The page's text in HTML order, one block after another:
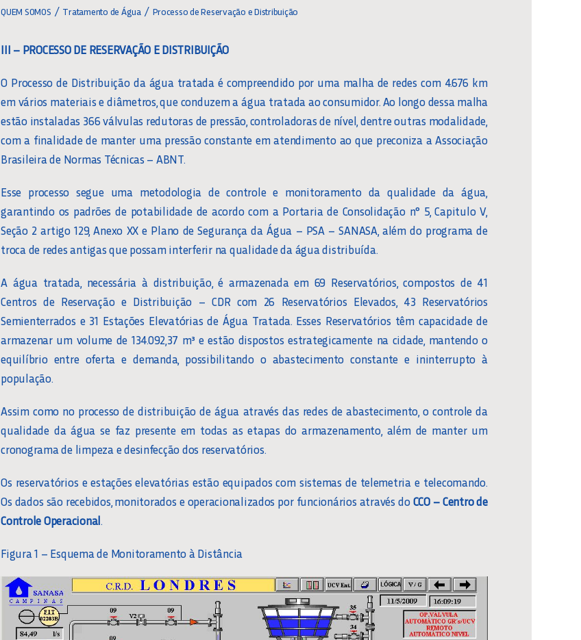
QUEM SOMOS Tratamento de Água Processo de Reservação e Distribuição
III – PROCESSO DE RESERVAÇÃO E DISTRIBUIÇÃO
O Processo de Distribuição da água tratada é compreendido por uma malha de redes com 4.676 km
em vários materiais e diâmetros, que conduzem a água tratada ao consumidor. Ao longo dessa malha
estão instaladas 366 válvulas redutoras de pressão, controladoras de nível, dentre outras modalidade,
com a finalidade de manter uma pressão constante em atendimento ao que preconiza a Associação
Brasileira de Normas Técnicas – ABNT.
Esse processo segue uma metodologia de controle e monitoramento da qualidade da água,
garantindo os padrões de potabilidade de acordo com a Portaria de Consolidação n° 5, Capitulo V,
Seção 2 artigo 129, Anexo XX e Plano de Segurança da Água – PSA – SANASA, além do programa de
troca de redes antigas que possam interferir na qualidade da água distribuída.
A água tratada, necessária à distribuição, é armazenada em 69 Reservatórios, compostos de 41
Centros de Reservação e Distribuição – CDR com 26 Reservatórios Elevados, 43 Reservatórios
Semienterrados e 31 Estações Elevatórias de Água Tratada. Esses Reservatórios têm capacidade de
armazenar um volume de 134.092,37 m³ e estão dispostos estrategicamente na cidade, mantendo o
equilíbrio entre oferta e demanda, possibilitando o abastecimento constante e ininterrupto à
população.
Assim como no processo de distribuição de água através das redes de abastecimento, o controle da
qualidade da água se faz presente em todas as etapas do armazenamento, além de manter um
cronograma de limpeza e desinfecção dos reservatórios.
Os reservatórios e estações elevatórias estão equipados com sistemas de telemetria e telecomando.
Os dados são recebidos, monitorados e operacionalizados por funcionários através doCCO – Centro de
Controle Operacional.
Figura 1 – Esquema de Monitoramento à Distância